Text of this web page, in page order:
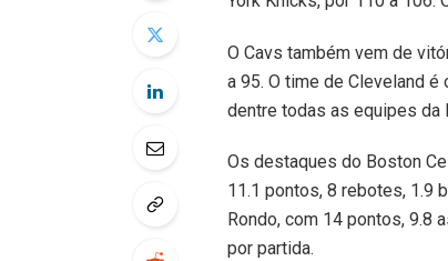
O Cavs também vem de
a 95. O time de Cleveland
dentre todas as equipes da
Os destaques do Boston
11.1 pontos, 8 rebotes, 1.9
Rondo, com 14 pontos, 9.8
por partida.